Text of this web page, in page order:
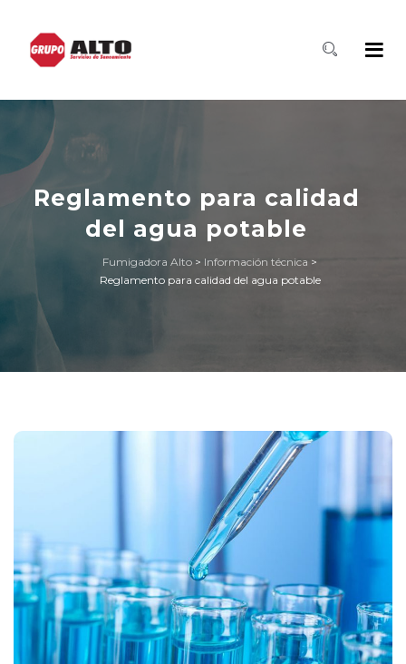
Reglamento para calidad
del agua potable
Fumigadora Alto > Información técnica >
Reglamento para calidad del agua potable